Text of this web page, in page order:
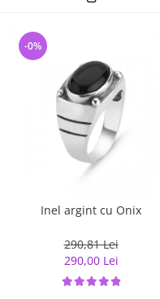
Inel argint cu Onix
290,81 Lei
290,00 Lei
-0%